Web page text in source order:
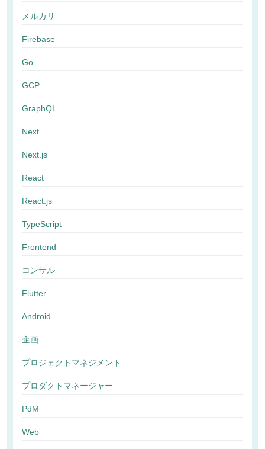
メルカリ
Firebase
Go
GCP
GraphQL
Next
Next.js
React
React.js
TypeScript
Frontend
コンサル
Flutter
Android
企画
プロジェクトマネジメント
プロダクトマネージャー
PdM
Web